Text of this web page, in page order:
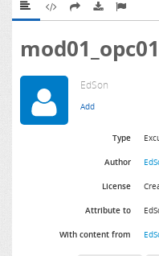
mod01_opc01
EdSon
Type
Author
License
Attribute to
With content from